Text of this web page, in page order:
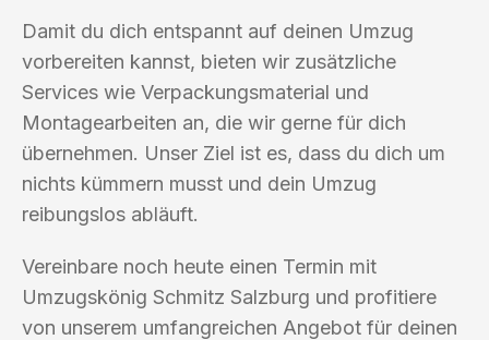
Damit du dich entspannt auf deinen Umzug
vorbereiten kannst, bieten wir zusätzliche
Services wie Verpackungsmaterial und
Montagearbeiten an, die wir gerne für dich
übernehmen. Unser Ziel ist es, dass du dich um
nichts kümmern musst und dein Umzug
reibungslos abläuft.
Vereinbare noch heute einen Termin mit
Umzugskönig Schmitz Salzburg und profitiere
von unserem umfangreichen Angebot für deinen